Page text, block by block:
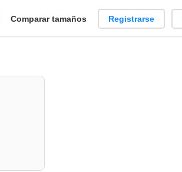
Crear
Comparar tamaños Registrarse